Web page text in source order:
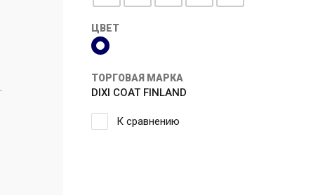
ЦВЕТ
ТОРГОВАЯ МАРКА
DIXI COAT FINLAND
К сравнению